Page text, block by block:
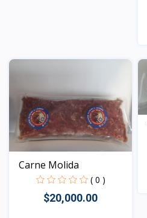
Carne Molida
( 0 )
$20,000.00